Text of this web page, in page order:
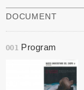
DOCUMENT
001 Program